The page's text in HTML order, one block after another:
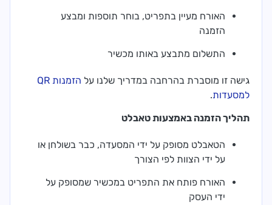
האורח מעיין בתפריט, בוחר תוספות ומבצע
הזמנה
התשלום מתבצע באותו מכשיר
גישה זו מוסברת בהרחבה במדריך שלנו על
הזמנות QR
למסעדות.
תהליך הזמנה באמצעות טאבלט
הטאבלט מסופק על ידי המסעדה, כבר בשולחן או
על ידי הצוות לפי הצורך
האורח פותח את התפריט במכשיר שמסופק על
ידי העסק